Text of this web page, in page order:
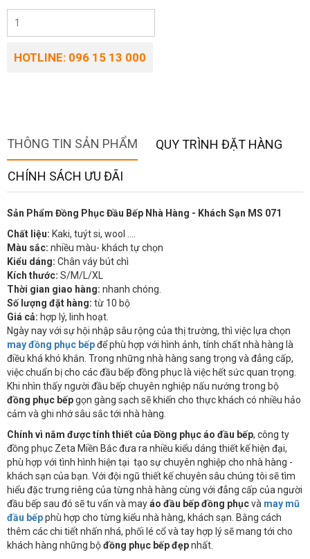
HOTLINE: 096 15 13 000
THÔNG TIN SẢN PHẨM QUY TRÌNH ĐẶT HÀNG
CHÍNH SÁCH ƯU ĐÃI
Sản Phẩm Đồng Phục Đầu Bếp Nhà Hàng - Khách Sạn MS 071
Chất liệu: Kaki, tuýt si, wool ….
Màu sắc: nhiều màu- khách tự chọn
Kiểu dáng: Chân váy bút chì
Kích thước: S/M/L/XL
Thời gian giao hàng: nhanh chóng.
Số lượng đặt hàng: từ 10 bộ
Giá cả: hợp lý, linh hoạt.
Ngày nay với sự hội nhập sâu rộng của thị trường, thì việc lựa chọn
may đồng phục bếpđể phù hợp với hình ảnh, tính chất nhà hàng là
điều khá khó khắn. Trong những nhà hàng sang trọng và đẳng cấp,
việc chuẩn bị cho các đầu bếp đồng phục là việc hết sức quan trọng.
Khi nhìn thấy người đầu bếp chuyên nghiệp nấu nướng trong bộ
đồng phục bếpgọn gàng sạch sẽ khiến cho thực khách có nhiều hảo
cảm và ghi nhớ sâu sắc tới nhà hàng.
Chính vì nắm đượctính thiết củaĐồng phục áo đầu bếp, công ty
đồng phục Zeta Miền Bắc đưa ra nhiều kiểu dáng thiết kế hiện đại,
phù hợp với tình hình hiện tại tạo sự chuyên nghiệp cho nhà hàng -
khách sạn của bạn. Với đội ngũ thiết kế chuyên sâu chúng tôi sẽ tìm
hiểu đặc trưng riêng của từng nhà hàng cùng với đẳng cấp của người
đầu bếp sau đó sẽ tu vấn và mayáo đầu bếp đồng phụcvà may mũ
đầu bếpphù hợp cho từng kiểu nhà hàng, khách sạn. Bằng cách
thêm các chi tiết nhấn nhá, phối lé cổ và tay hợp lý sẽ mang tới cho
khách hàng những bộđồng phục bếp đẹpnhất.